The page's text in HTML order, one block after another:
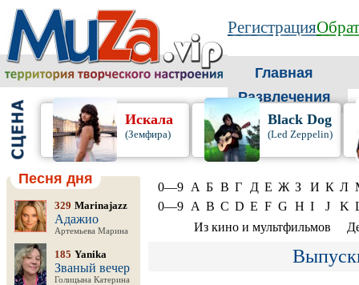
Регистрация
Главная
Развлечения
Искала
(Земфира)
Black Dog
(Led Zeppelin)
Песня дня
329 Marinajazz
Адажио
Артемьева Марина
185 Yanika
Званый вечер
Голицына Катерина
0—9 А Б В Г Д Е Ж З И К Л
0—9 A B C D E F G H I J K
Из кино и мультфильмов